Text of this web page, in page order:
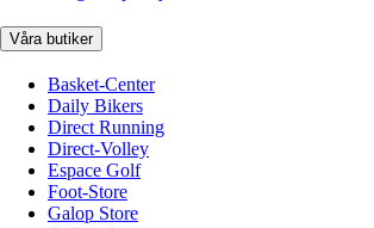
Våra butiker
Basket-Center
Daily Bikers
Direct Running
Direct-Volley
Espace Golf
Foot-Store
Galop Store